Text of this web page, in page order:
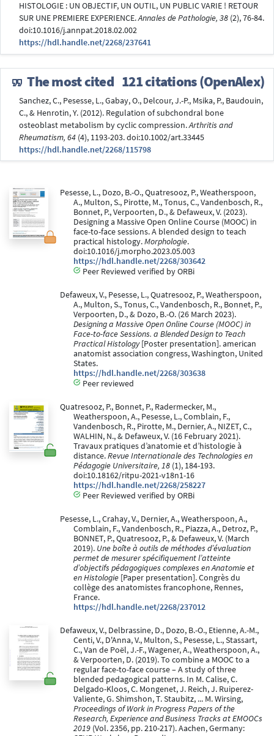
HISTOLOGIE : UN OBJECTIF, UN OUTIL, UN PUBLIC VARIE ! RETOUR
SUR UNE PREMIERE EXPERIENCE.Annales de Pathologie, 38 (2), 76-84.
doi:10.1016/j.annpat.2018.02.002
https://hdl.handle.net/2268/237641
The most cited 121 citations (OpenAlex)
Sanchez, C., Pesesse, L., Gabay, O., Delcour, J.-P., Msika, P., Baudouin,
C., & Henrotin, Y. (2012). Regulation of subchondral bone
osteoblast metabolism by cyclic compression.Arthritis and
Rheumatism, 64 (4), 1193-203. doi:10.1002/art.33445
https://hdl.handle.net/2268/115798
Pesesse, L., Dozo, B.-O., Quatresooz, P., Weatherspoon,
A., Multon, S., Pirotte, M., Tonus, C., Vandenbosch, R.,
Bonnet, P., Verpoorten, D., & Defaweux, V. (2023).
Designing a Massive Open Online Course (MOOC) in
face-to-face sessions. A blended design to teach
practical histology.Morphologie.
doi:10.1016/j.morpho.2023.05.003
https://hdl.handle.net/2268/303642
Peer Reviewed verified by ORBi
Defaweux, V., Pesesse, L., Quatresooz, P., Weatherspoon,
A., Multon, S., Tonus, C., Vandenbosch, R., Bonnet, P.,
Verpoorten, D., & Dozo, B.-O. (26 March 2023).
Designing a Massive Open Online Course (MOOC) in
Face-to-face Sessions. a Blended Design to Teach
Practical Histology[Poster presentation]. american
anatomist association congress, Washington, United
States.
https://hdl.handle.net/2268/303638
Peer reviewed
Quatresooz, P., Bonnet, P., Radermecker, M.,
Weatherspoon, A., Pesesse, L., Comblain, F.,
Vandenbosch, R., Pirotte, M., Dernier, A., NIZET, C.,
WALHIN, N., & Defaweux, V. (16 February 2021).
Travaux pratiques d’anatomie et d’histologie à
distance.Revue Internationale des Technologies en
Pédagogie Universitaire, 18 (1), 184-193.
doi:10.18162/ritpu-2021-v18n1-16
https://hdl.handle.net/2268/258227
Peer Reviewed verified by ORBi
Pesesse, L., Crahay, V., Dernier, A., Weatherspoon, A.,
Comblain, F., Vandenbosch, R., Piazza, A., Detroz, P.,
BONNET, P., Quatresooz, P., & Defaweux, V. (March
2019). Une boîte à outils de méthodes d’évaluation
permet de mesurer spécifiquement l’atteinte
d’objectifs pédagogiques complexes en Anatomie et
en Histologie [Paper presentation]. Congrès du
collège des anatomistes francophone, Rennes,
France.
https://hdl.handle.net/2268/237012
Defaweux, V., Delbrassine, D., Dozo, B.-O., Etienne, A.-M.,
Centi, V., D'Anna, V., Multon, S., Pesesse, L., Stassart,
C., Van de Poël, J.-F., Wagener, A., Weatherspoon, A.,
& Verpoorten, D. (2019). To combine a MOOC to a
regular face-to-face course – A study of three
blended pedagogical patterns. In M. Calise, C.
Delgado-Kloos, C. Mongenet, J. Reich, J. Ruiperez-
Valiente, G. Shimshon, T. Staubitz, ... M. Wirsing,
Proceedings of Work in Progress Papers of the
Research, Experience and Business Tracks at EMOOCs
2019 (Vol. 2356, pp. 210-217). Aachen, Germany: